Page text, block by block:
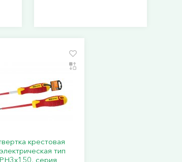
крестовая
тип
РН3х150, серия